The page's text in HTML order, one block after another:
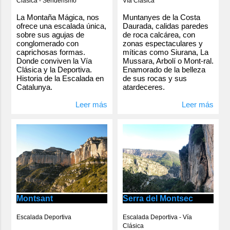
La Montaña Mágica, nos
ofrece una escalada única,
sobre sus agujas de
conglomerado con
caprichosas formas.
Donde conviven la Vía
Clásica y la Deportiva.
Historia de la Escalada en
Catalunya.
Leer más
Muntanyes de la Costa
Daurada, calidas paredes
de roca calcárea, con
zonas espectaculares y
míticas como Siurana, La
Mussara, Arbolí o Mont-ral.
Enamorado de la belleza
de sus rocas y sus
atardeceres.
Leer más
Montsant
Escalada Deportiva
Serra del Montsec
Escalada Deportiva - Vía
Clásica